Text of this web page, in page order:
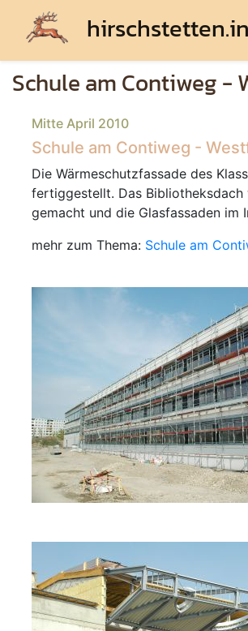
Schule am Contiweg -
Mitte April 2010
Schule am Contiweg -
Die Wärmeschutzfassade des
fertiggestellt. Das
gemacht und die Glasfassaden im
mehr zum Thema: Schule am